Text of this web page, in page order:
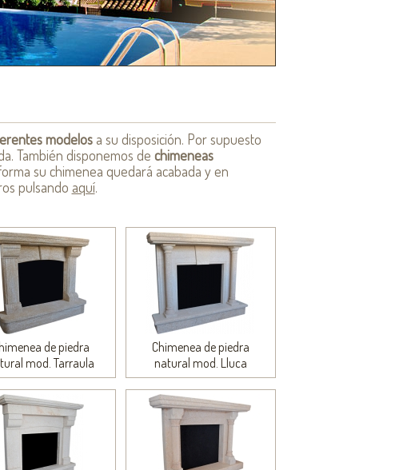
modelosa su disposición. Por supuesto
También disponemos de chimeneas
su chimenea quedará acabada y en
pulsando aquí.
de piedra
mod. Tarraula
Chimenea de piedra
natural mod. Lluca